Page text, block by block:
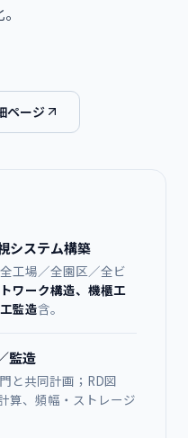
ページ
システム構築
工場／全園区／全ビ
ワーク構造、機櫃工
監造含。
監造
と共同計画；RD図
算、頻幅・ストレージ